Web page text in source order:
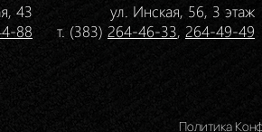
43
88
ул. Инская, 56, 3 этаж
т. (383) 264-46-33, 264-49-49
Политика